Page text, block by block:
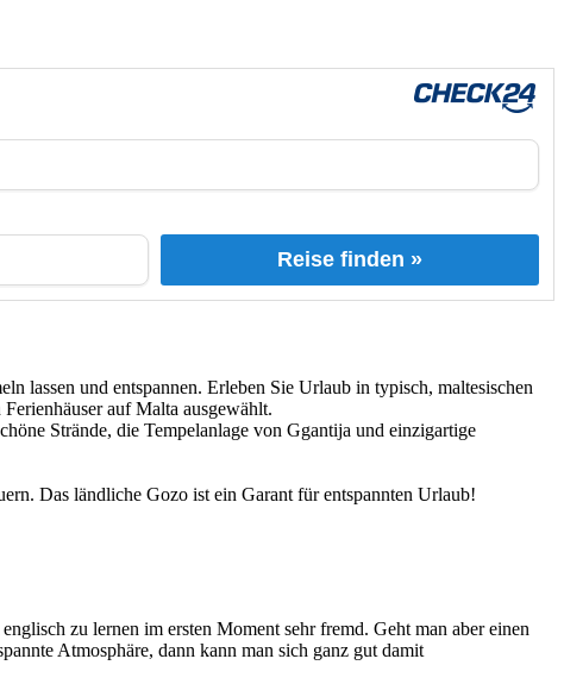
Reise finden »
lassen und entspannen. Erleben Sie Urlaub in typisch, maltesischen
auf Malta ausgewählt.
Strände, die Tempelanlage von Ggantija und einzigartige
Das ländliche Gozo ist ein Garant für entspannten Urlaub!
zu lernen im ersten Moment sehr fremd. Geht man aber einen
Atmosphäre, dann kann man sich ganz gut damit